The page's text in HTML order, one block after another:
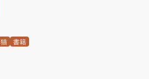
猫 書籍